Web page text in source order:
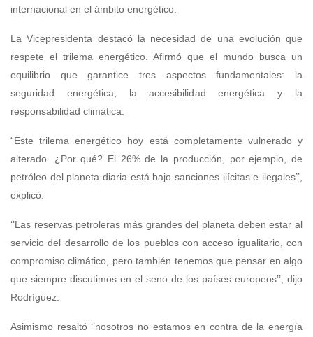
internacional en el ámbito energético.
La Vicepresidenta destacó la necesidad de una evolución que
respete el trilema energético. Afirmó que el mundo busca un
equilibrio que garantice tres aspectos fundamentales: la
seguridad energética, la accesibilidad energética y la
responsabilidad climática.
“Este trilema energético hoy está completamente vulnerado y
alterado. ¿Por qué? El 26% de la producción, por ejemplo, de
petróleo del planeta diaria está bajo sanciones ilícitas e ilegales’’,
explicó.
‘’Las reservas petroleras más grandes del planeta deben estar al
servicio del desarrollo de los pueblos con acceso igualitario, con
compromiso climático, pero también tenemos que pensar en algo
que siempre discutimos en el seno de los países europeos’’, dijo
Rodríguez.
Asimismo resaltó ‘’nosotros no estamos en contra de la energía